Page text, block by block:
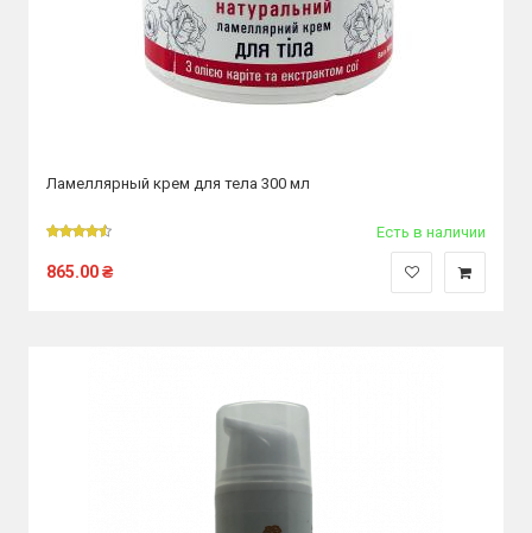
Ламеллярный крем для тела 300 мл
Есть в наличии
865.00₴